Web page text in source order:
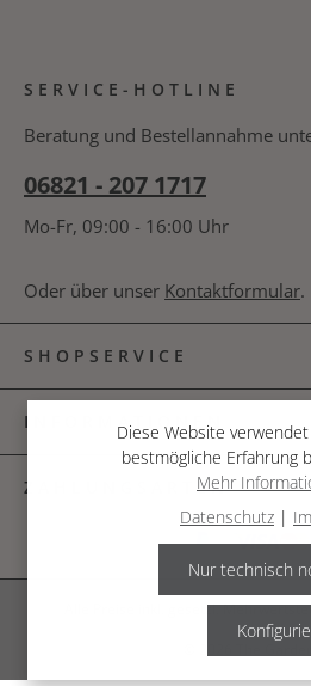
Kenntnis genommen und die
Bitte geben Sie das Ergebnis der
nachfolgende Textfeld ein. *
SERVICE-HOTLINE
Beratung und Bestellannahme
06821 - 207 1717
Mo-Fr, 09:00 - 16:00 Uhr
Oder über unser Kontaktformular.
SHOPSERVICE
INFORMATIONEN
ZAHLUNGSARTEN
Alle Preise inkl. gesetzl.
Diese Website
bestmögliche Erfahrung
Mehr
Datenschutz |
Nur technisch